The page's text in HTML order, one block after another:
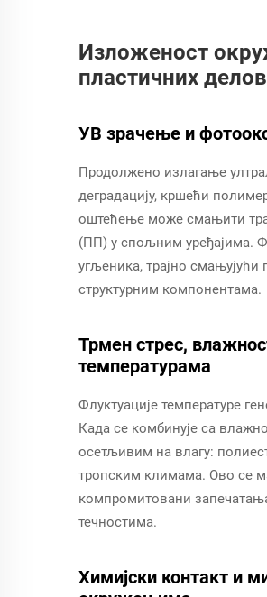
Изложеност
пластичних
УВ зрачење и
Продолжено излагање
деградацију, кршећи
оштећење може смањити
(ПП) у спољним уређајима.
угљеника, трајно
структурним компонентама.
Трмен стрес,
температурама
Флуктуације температуре
Када се комбинује са
осетљивим на влагу:
тропским климама. Ово се
компромитовани
течностима.
Химијски контакт и